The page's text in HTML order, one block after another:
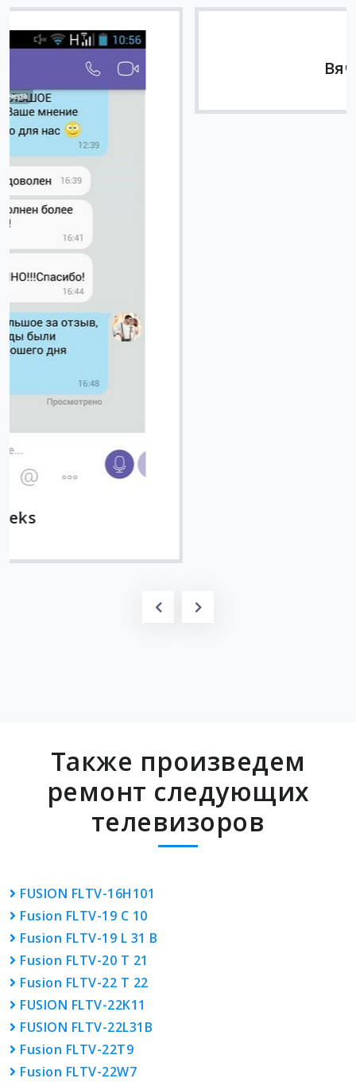
Вячеслав
Также произведем
ремонт следующих
телевизоров
FUSION FLTV-16H101
Fusion FLTV-19 C 10
Fusion FLTV-19 L 31 B
Fusion FLTV-20 T 21
Fusion FLTV-22 T 22
FUSION FLTV-22K11
FUSION FLTV-22L31B
Fusion FLTV-22T9
Fusion FLTV-22W7